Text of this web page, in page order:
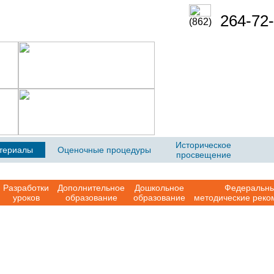
(862) 264-
Оценочные процедуры
Историческое
просвещение
Разработки
уроков
Дополнительное
образование
Дошкольное
образование
методические